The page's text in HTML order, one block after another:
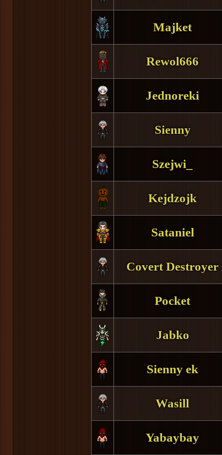
Majket
Rewol666
Jednoreki
Sienny
Szejwi_
Kejdzojk
Sataniel
Covert Destroyer
Pocket
Jabko
Sienny ek
Wasill
Yabaybay